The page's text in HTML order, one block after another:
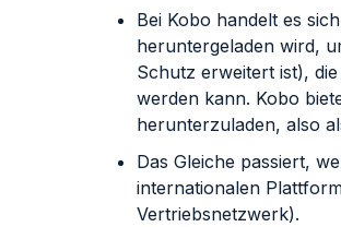
Bei Kobo handelt es
heruntergeladen wird,
Schutz erweitert ist),
werden kann. Kobo
herunterzuladen, also
Das Gleiche passiert,
internationalen
Vertriebsnetzwerk).